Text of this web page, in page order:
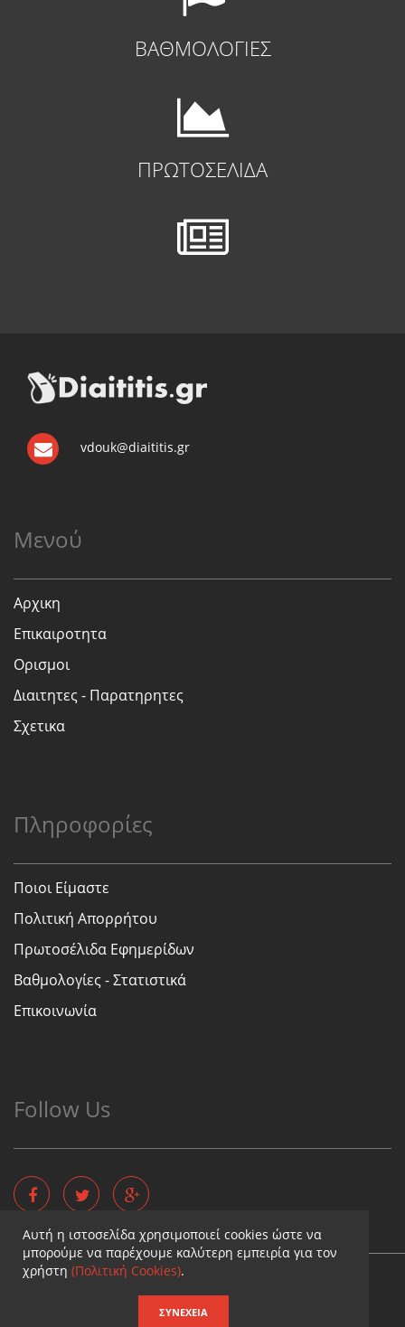
ΒΑΘΜΟΛΟΓΙΕΣ
ΠΡΩΤΟΣΕΛΙΔΑ
vdouk@diaititis.gr
Μενού
Αρχικη
Επικαιροτητα
Ορισμοι
Διαιτητες - Παρατηρητες
Σχετικα
Πληροφορίες
Ποιοι Είμαστε
Πολιτική Απορρήτου
Πρωτοσέλιδα Εφημερίδων
Βαθμολογίες - Στατιστικά
Επικοινωνία
Follow Us
Copyright © - Diaititis.gr - All Rights Reserved.
Σχεδιασμός & κατασκευή ιστοσελίδων
Αυτή η ιστοσελίδα χρησιμοποιεί cookies ώστε να
μπορούμε να παρέχουμε καλύτερη εμπειρία για τον
χρήστη (Πολιτική Cookies).
ΣΥΝΈΧΕΙΑ